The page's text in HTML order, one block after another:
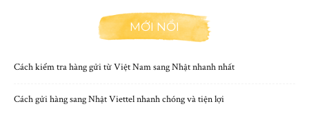
MỚI NỔI
Cách kiểm tra hàng gửi từ Việt Nam sang Nhật nhanh nhất
Cách gửi hàng sang Nhật Viettel nhanh chóng và tiện lợi